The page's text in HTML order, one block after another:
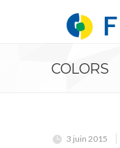
COLORS
3 juin 2015